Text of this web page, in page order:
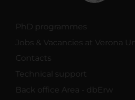
PhD programmes
Jobs & Vacancies at Verona
Contacts
Technical support
Back office Area - dbErw